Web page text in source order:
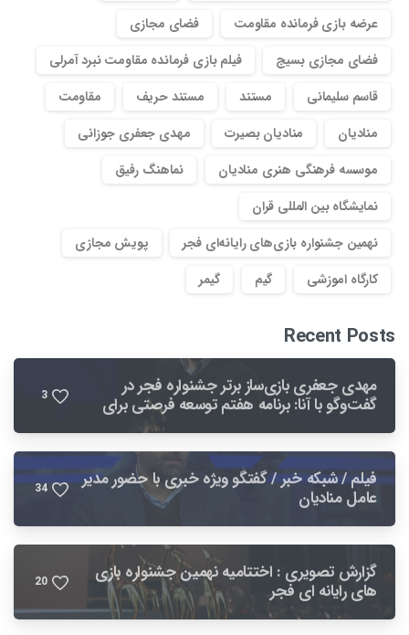
عرضه بازی فرمانده مقاومت
فضای مجازی
فضای مجازی بسیج
فیلم بازی فرمانده مقاومت نبرد آمرلی
قاسم سلیمانی
مستند مستند حریف
مقاومت
منادیان
منادیان بصیرت
مهدی جعفری جوزانی
موسسه فرهنگی هنری منادیان
نماهنگ رفیق
نمایشگاه بین المللی قران
نهمین جشنواره بازی‌های رایانه‌ای فجر
پویش مجازی
کارگاه اموزشی
گیم گیمر
Recent Posts
مهدی جعفری بازی‌ساز برتر جشنواره فجر در
گفت‌وگو با آنا: برنامه هفتم توسعه فرصتی برای 3
فیلم / شبکه خبر / گفتگو ویژه خبری با حضور مدیر
عامل منادیان 34
گزارش تصویری : اختتامیه نهمین جشنواره بازی
های رایانه ای فجر 20